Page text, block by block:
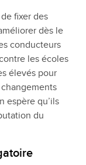
fixer des
dès le
conducteurs
les écoles
élevés pour
espère qu’ils
du